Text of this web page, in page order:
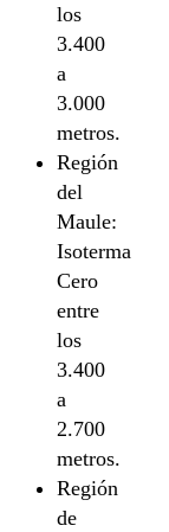
los
3.400
a
3.000
metros.
Región
del
Maule:
Isoterma
Cero
entre
los
3.400
a
2.700
metros.
Región
de